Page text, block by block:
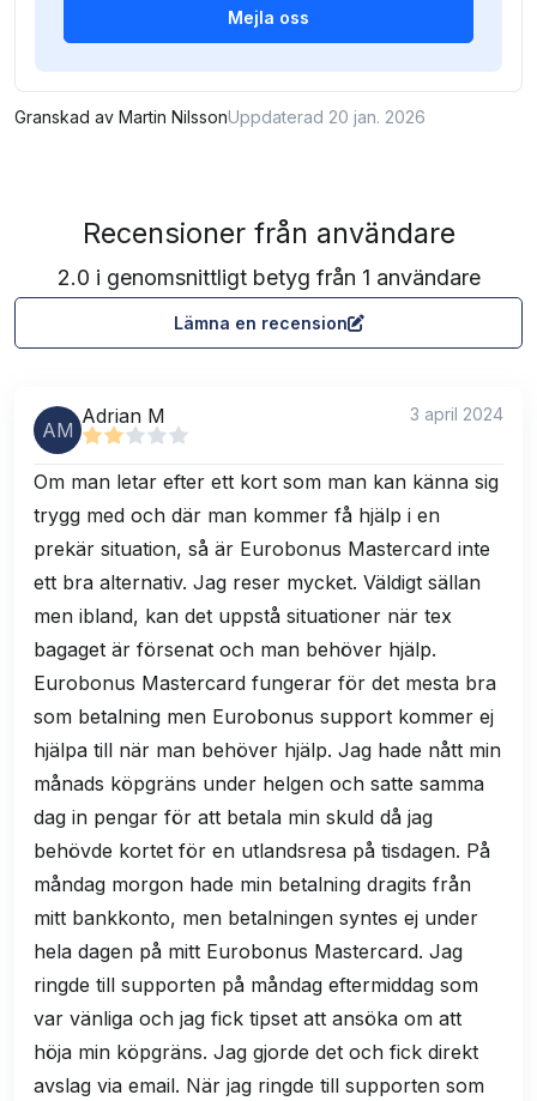
Mejla oss
Granskad av Martin NilssonUppdaterad 20 jan. 2026
Recensioner från användare
2.0 i genomsnittligt betyg från 1 användare
Lämna en recension
AM
Adrian M 3 april 2024
Om man letar efter ett kort som man kan känna sig
trygg med och där man kommer få hjälp i en
prekär situation, så är Eurobonus Mastercard inte
ett bra alternativ. Jag reser mycket. Väldigt sällan
men ibland, kan det uppstå situationer när tex
bagaget är försenat och man behöver hjälp.
Eurobonus Mastercard fungerar för det mesta bra
som betalning men Eurobonus support kommer ej
hjälpa till när man behöver hjälp. Jag hade nått min
månads köpgräns under helgen och satte samma
dag in pengar för att betala min skuld då jag
behövde kortet för en utlandsresa på tisdagen. På
måndag morgon hade min betalning dragits från
mitt bankkonto, men betalningen syntes ej under
hela dagen på mitt Eurobonus Mastercard. Jag
ringde till supporten på måndag eftermiddag som
var vänliga och jag fick tipset att ansöka om att
höja min köpgräns. Jag gjorde det och fick direkt
avslag via email. När jag ringde till supporten som